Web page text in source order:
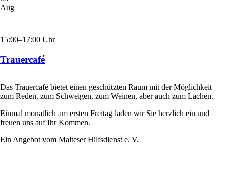
Aug
15:00–17:00 Uhr
Trauercafé
Das Trauercafé bietet einen geschützten Raum mit der Möglichkeit
zum Reden, zum Schweigen, zum Weinen, aber auch zum Lachen.
Einmal monatlich am ersten Freitag laden wir Sie herzlich ein und
freuen uns auf Ihr Kommen.
Ein Angebot vom Malteser Hilfsdienst e. V.